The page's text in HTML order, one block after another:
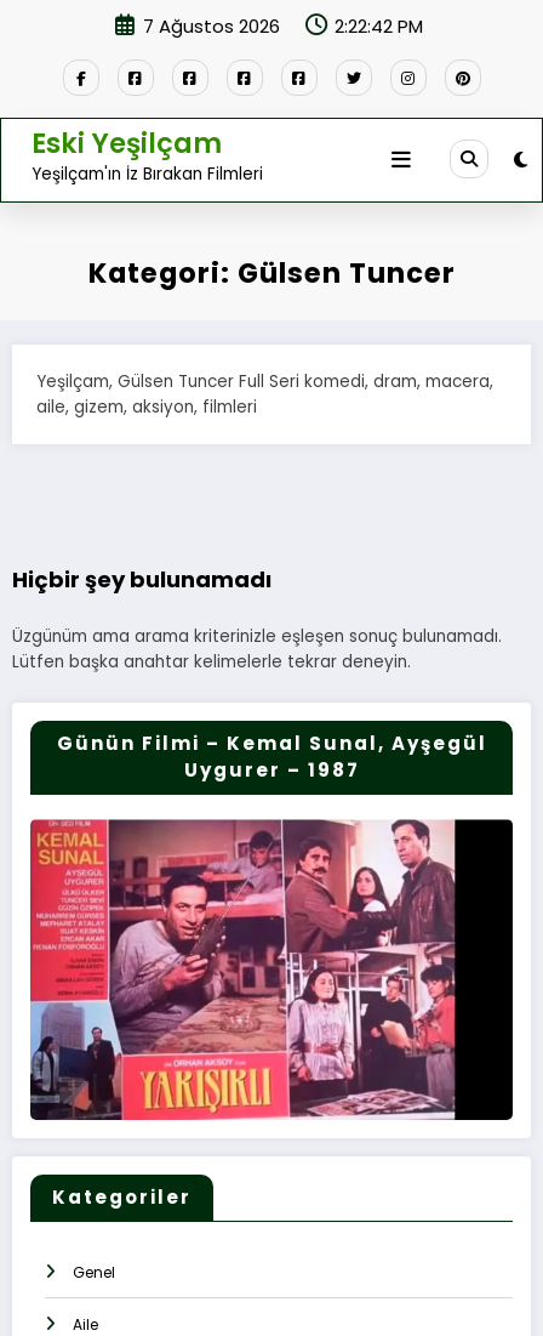
7 Ağustos 2026 2:22:43 PM
Eski Yeşilçam
Yeşilçam'ın İz Bırakan Filmleri
Kategori: Gülsen Tuncer
Yeşilçam, Gülsen Tuncer Full Seri komedi, dram, macera,
aile, gizem, aksiyon, filmleri
Hiçbir şey bulunamadı
Üzgünüm ama arama kriterinizle eşleşen sonuç bulunamadı.
Lütfen başka anahtar kelimelerle tekrar deneyin.
Günün Filmi – Kemal Sunal, Ayşegül
Uygurer – 1987
Kategoriler
Genel
Aile